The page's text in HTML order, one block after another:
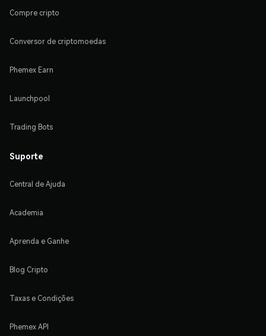
Compre cripto
Conversor de criptomoedas
Phemex Earn
Launchpool
Trading Bots
Suporte
Central de Ajuda
Academia
Aprenda e Ganhe
Blog Cripto
Taxas e Condições
Phemex API